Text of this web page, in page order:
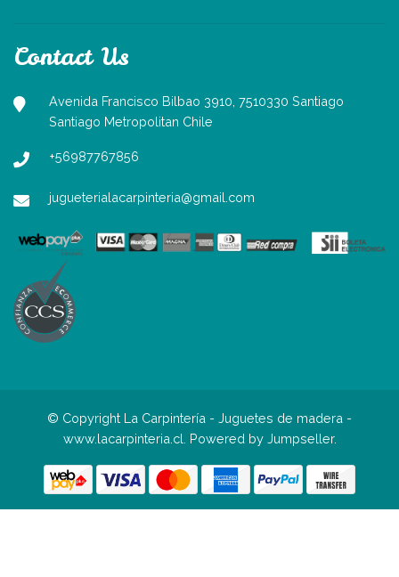
Contact Us
Avenida Francisco Bilbao 3910, 7510330 Santiago
Santiago Metropolitan Chile
+56987767856
jugueterialacarpinteria@gmail.com
© Copyright La Carpintería - Juguetes de madera -
www.lacarpinteria.cl. Powered by Jumpseller.